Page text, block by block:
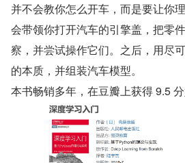
并不会教你怎么开车，而是要让你
会带领你打开汽车的引擎盖，把零
察，并尝试操作它们。之后，用尽
的本质，并组装汽车模型。
本书畅销多年，在豆瓣上获得 9.5 分